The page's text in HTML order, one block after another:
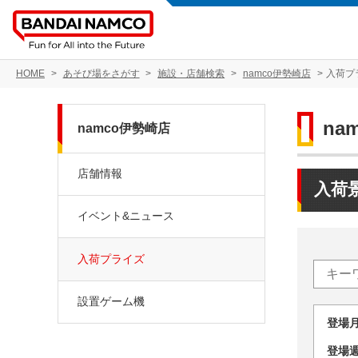
HOME あそび場をさがす 施設・店舗検索 namco伊勢崎店 入荷プ
入荷
登
登
namco伊勢崎店
店舗情報
イベント&ニュース
入荷プライズ
設置ゲーム機